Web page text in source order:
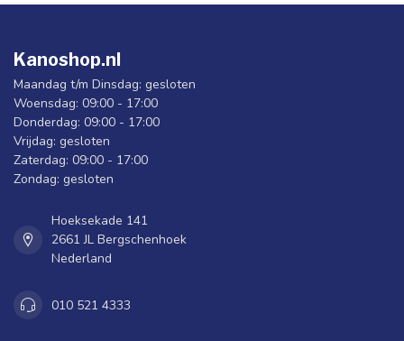
Kanoshop.nl
Maandag t/m Dinsdag: gesloten
Woensdag: 09:00 - 17:00
Donderdag: 09:00 - 17:00
Vrijdag: gesloten
Zaterdag: 09:00 - 17:00
Zondag: gesloten
Hoeksekade 141
2661 JL Bergschenhoek
Nederland
010 521 4333